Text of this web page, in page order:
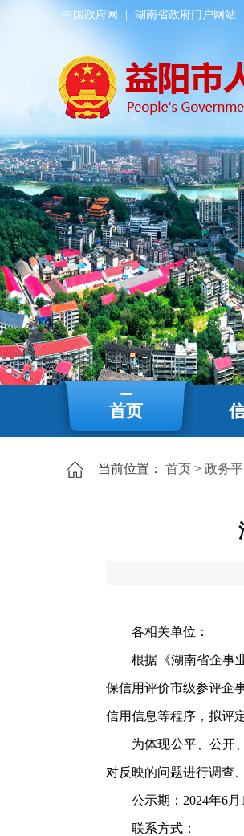
中国政府网 湖南省政府门户网站
首页
当前位置： 首页 > 政务
各相关单位：
根据《湖南省企事业
保信用评价市级参评企
信用信息等程序，拟评
为体现公平、公开、
对反映的问题进行调查
公示期：2024年6月
联系方式：